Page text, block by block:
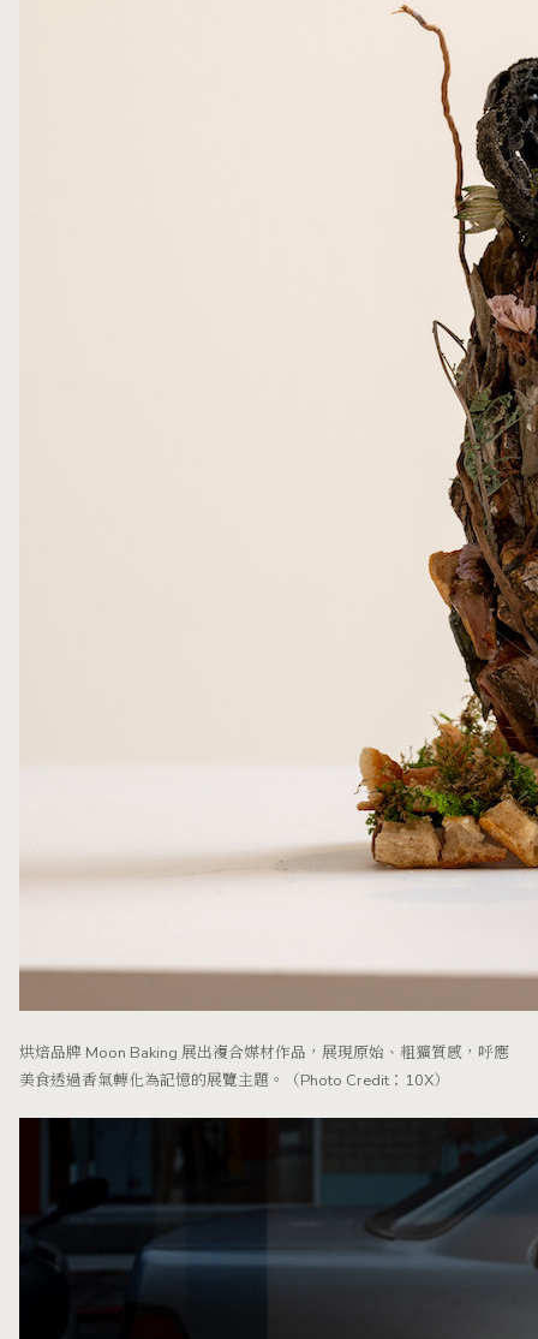
烘焙品牌 Moon Baking 展出複合媒材作品，展現原始、粗獷質感，呼應
美食透過香氣轉化為記憶的展覽主題。（Photo Credit：10X）